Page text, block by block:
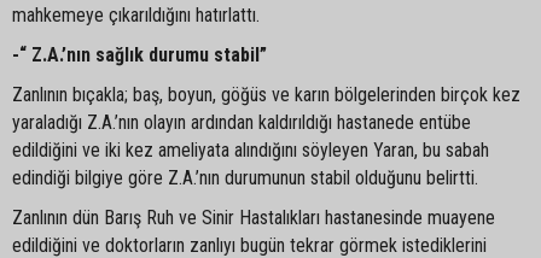
mahkemeye çıkarıldığını hatırlattı.
-“ Z.A.’nın sağlık durumu stabil”
Zanlının bıçakla; baş, boyun, göğüs ve karın bölgelerinden birçok kez
yaraladığı Z.A.’nın olayın ardından kaldırıldığı hastanede entübe
edildiğini ve iki kez ameliyata alındığını söyleyen Yaran, bu sabah
edindiği bilgiye göre Z.A.’nın durumunun stabil olduğunu belirtti.
Zanlının dün Barış Ruh ve Sinir Hastalıkları hastanesinde muayene
edildiğini ve doktorların zanlıyı bugün tekrar görmek istediklerini